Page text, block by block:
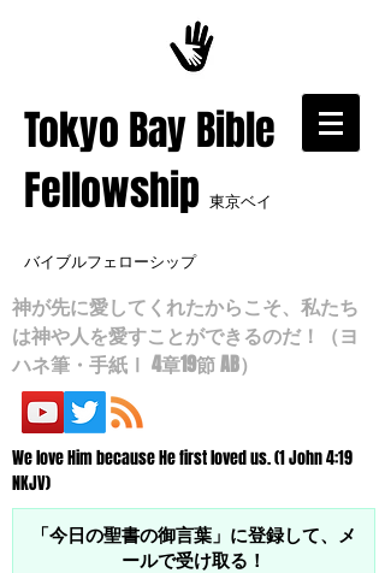
​Tokyo Bay Bible
Fellowship 東京ベイ
バイブルフェローシップ
神が先に愛してくれたからこそ、私たち
は神や人を愛すことができるのだ！（ヨ
ハネ筆・手紙Ⅰ 4章19節 AB）
We love Him because He first loved us. (1 John 4:19
NKJV)
「今日の聖書の御言葉」に登録して、メ
ールで受け取る！